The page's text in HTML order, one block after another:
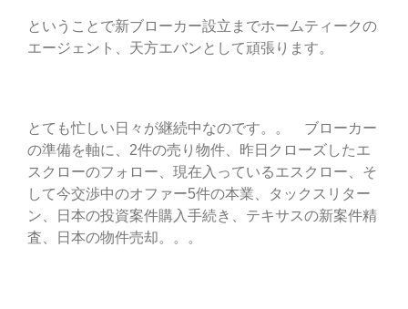
ということで新ブローカー設立までホームティークの
エージェント、天方エバンとして頑張ります。
とても忙しい日々が継続中なのです。。 ブローカー
の準備を軸に、2件の売り物件、昨日クローズしたエ
スクローのフォロー、現在入っているエスクロー、そ
して今交渉中のオファー5件の本業、タックスリター
ン、日本の投資案件購入手続き、テキサスの新案件精
査、日本の物件売却。。。